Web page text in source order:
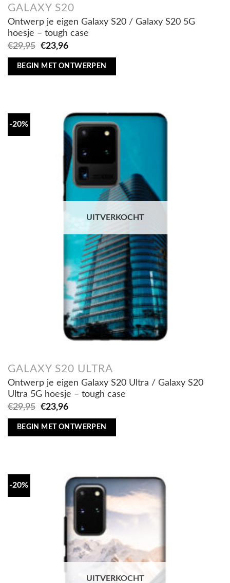
GALAXY S20
Ontwerp je eigen Galaxy S20 / Galaxy S20 5G
hoesje – tough case
€29,95
Oorspronkelijke
was:
€23,96Huidige
is:
BEGIN MET ONTWERPEN
-20%
UITVERKOCHT
GALAXY S20 ULTRA
Ontwerp je eigen Galaxy S20 Ultra / Galaxy S20
Ultra 5G hoesje – tough case
€29,95
Oorspronkelijke
was:
€23,96Huidige
is:
BEGIN MET ONTWERPEN
-20%
UITVERKOCHT